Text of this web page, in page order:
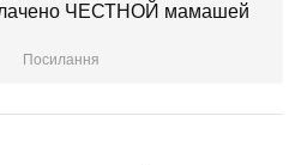
ЧЕСТНОЙ мамашей
Посилання